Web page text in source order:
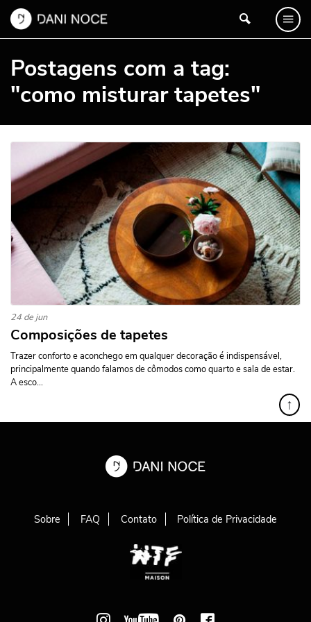
Postagens com a tag:
"como misturar tapetes"
24 de jun
Composições de tapetes
Trazer conforto e aconchego em qualquer decoração é indispensável,
principalmente quando falamos de cômodos como quarto e sala de estar.
A esco...
↑
Sobre FAQ Contato Política de Privacidade